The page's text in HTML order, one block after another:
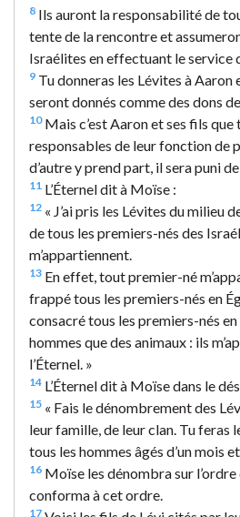
8 Ils auront la responsabilité de
tente de la rencontre et
Israélites en effectuant le service
9 Tu donneras les Lévites à Aaron
seront donnés comme des dons
10Mais c’est Aaron et ses fils que
responsables de leur fonction de
d’autre y prend part, il sera puni
11 L’Éternel dit à Moïse :
12 « J’ai pris les Lévites du milieu
de tous les premiers-nés des
m’appartiennent.
13 En effet, tout premier-né
frappé tous les premiers-nés en
consacré tous les premiers-nés
hommes que des animaux : ils
l’Éternel. »
14 L’Éternel dit à Moïse dans le
15 « Fais le dénombrement des
leur famille, de leur clan. Tu feras
tous les hommes âgés d’un mois
16 Moïse les dénombra sur l’ordre
conforma à cet ordre.
17